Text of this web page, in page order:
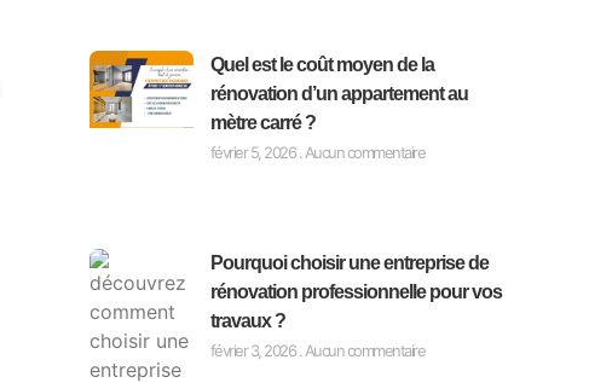
Quel est le coût moyen de la
rénovation d’un appartement au
mètre carré ?
février 5, 2026 Aucun commentaire
Pourquoi choisir une entreprise de
rénovation professionnelle pour vos
travaux ?
février 3, 2026 Aucun commentaire